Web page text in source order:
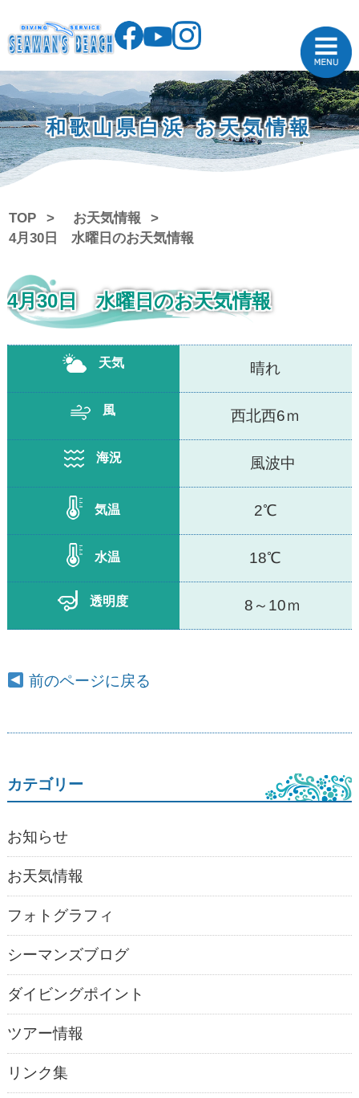
和歌山県白浜 お天気情報
TOP
お天気情報
4月30日 水曜日のお天気情報
4月30日 水曜日のお天気情報
天気 晴れ
風 西北西6ｍ
海況 風波中
気温 2℃
水温 18℃
透明度 8～10ｍ
前のページに戻る
カテゴリー
お知らせ
お天気情報
フォトグラフィ
シーマンズブログ
ダイビングポイント
ツアー情報
リンク集